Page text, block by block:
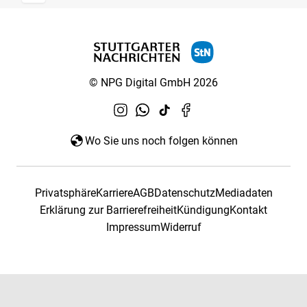
© NPG Digital GmbH 2026
Wo Sie uns noch folgen können
PrivatsphäreKarriereAGBDatenschutzMediadaten
Erklärung zur BarrierefreiheitKündigungKontakt
ImpressumWiderruf